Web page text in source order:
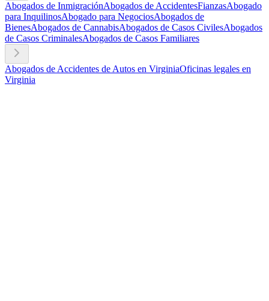
Abogados de InmigraciónAbogados de AccidentesFianzasAbogado
para InquilinosAbogado para NegociosAbogados de
BienesAbogados de CannabisAbogados de Casos CivilesAbogados
de Casos CriminalesAbogados de Casos Familiares
Abogados de Accidentes de Autos en VirginiaOficinas legales en
Virginia